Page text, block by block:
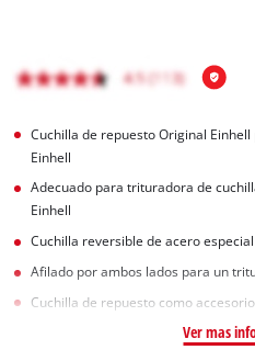
Cuchilla de repuesto Original
Einhell
Adecuado para trituradora de
Einhell
Cuchilla reversible de acero
Afilado por ambos lados para un
Cuchilla de repuesto como
Ver mas